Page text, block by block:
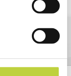
9M7411